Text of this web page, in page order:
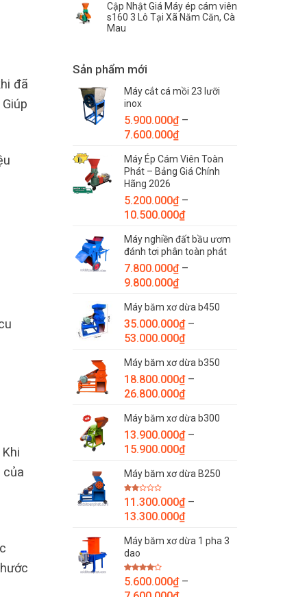
đã
của
Cập Nhật Giá Máy ép cám viên
s160 3 Lô Tại Xã Năm Căn, Cà
Mau
Sản phẩm mới
Máy cắt cá mồi 23 lưỡi
inox
5.900.000₫ –
7.600.000₫Khoảng
từ
5.900.000₫
7.600.000₫
Máy Ép Cám Viên Toàn
Phát – Bảng Giá Chính
Hãng 2026
5.200.000₫ –
10.500.000₫Khoảng
từ
5.200.000₫
đến
Máy nghiền đất bầu ươm
đánh tơi phân toàn phát
7.800.000₫ –
9.800.000₫Khoảng
từ
7.800.000₫
đến
Máy băm xơ dừa b450
35.000.000₫ –
53.000.000₫Khoảng
từ
35.000.000₫
đến
Máy băm xơ dừa b350
18.800.000₫ –
26.800.000₫Khoảng
từ
18.800.000₫
đến
Máy băm xơ dừa b300
13.900.000₫ –
15.900.000₫Khoảng
từ
đến
15.900.000₫
Máy băm xơ dừa B250
Được
xếp
hạng
2.00
sao
11.300.000₫ –
13.300.000₫Khoảng
từ
Máy băm xơ dừa 1 pha 3
dao
Được
xếp
hạng
5.600.000₫ –